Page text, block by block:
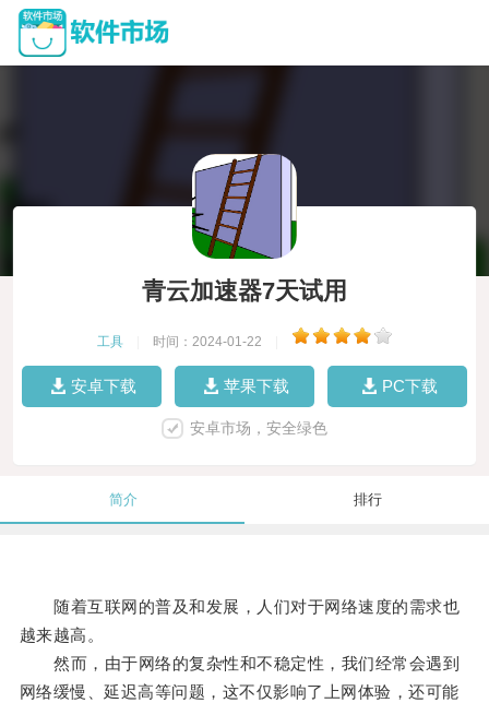
青云加速器7天试用
工具 时间：2024-01-22
安卓下载 苹果下载 PC下载
安卓市场，安全绿色
简介 排行
随着互联网的普及和发展，人们对于网络速度的需求也
越来越高。
然而，由于网络的复杂性和不稳定性，我们经常会遇到
网络缓慢、延迟高等问题，这不仅影响了上网体验，还可能